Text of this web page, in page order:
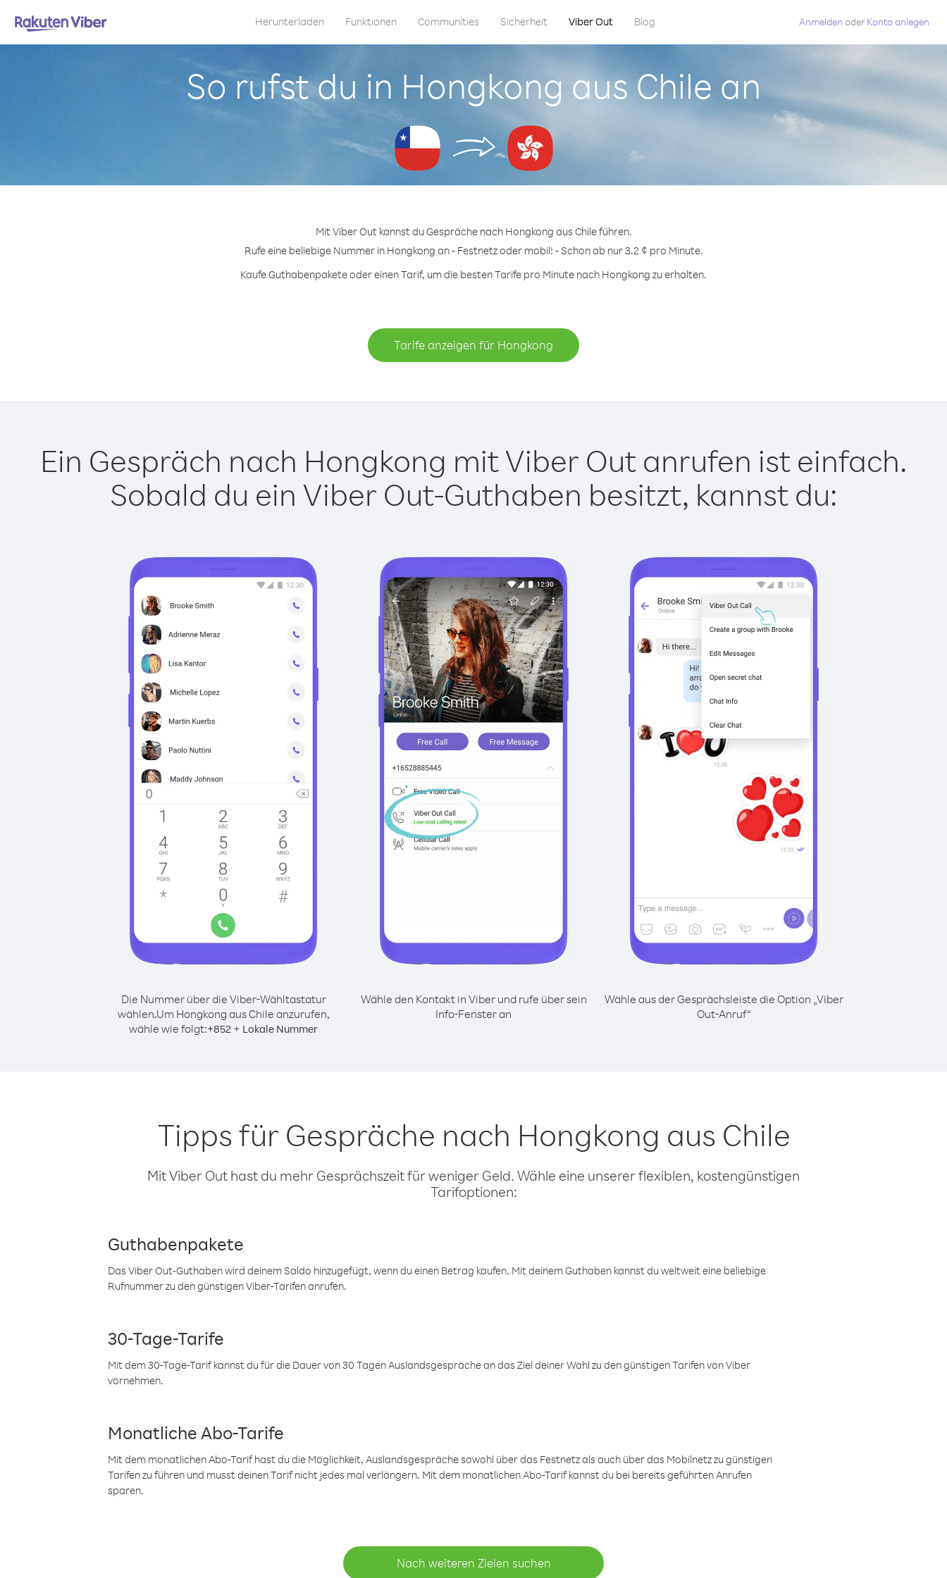
Herunterladen Funktionen Communities Sicherheit Viber Out Blog Anmelden oder Konto anlegen
So rufst du in Hongkong aus Chile an
Mit Viber Out kannst du Gespräche nach Hongkong aus Chile führen.
Rufe eine beliebige Nummer in Hongkong an - Festnetz oder mobil! - Schon ab nur 3.2 ¢ pro Minute.
Kaufe Guthabenpakete oder einen Tarif, um die besten Tarife pro Minute nach Hongkong zu erhalten.
Tarife anzeigen für Hongkong
Ein Gespräch nach Hongkong mit Viber Out anrufen ist einfach.
Sobald du ein Viber Out-Guthaben besitzt, kannst du:
Die Nummer über die Viber-Wähltastatur
wählen.Um Hongkong aus Chile anzurufen,
wähle wie folgt:+852 + Lokale Nummer
Wähle den Kontakt in Viber und rufe über sein
Info-Fenster an
Wähle aus der Gesprächsleiste die Option „Viber
Out-Anruf“
Tipps für Gespräche nach Hongkong aus Chile
Mit Viber Out hast du mehr Gesprächszeit für weniger Geld. Wähle eine unserer flexiblen, kostengünstigen
Tarifoptionen:
Guthabenpakete
Das Viber Out-Guthaben wird deinem Saldo hinzugefügt, wenn du einen Betrag kaufen. Mit deinem Guthaben kannst du weltweit eine beliebige
Rufnummer zu den günstigen Viber-Tarifen anrufen.
30-Tage-Tarife
Mit dem 30-Tage-Tarif kannst du für die Dauer von 30 Tagen Auslandsgespräche an das Ziel deiner Wahl zu den günstigen Tarifen von Viber
vornehmen.
Monatliche Abo-Tarife
Mit dem monatlichen Abo-Tarif hast du die Möglichkeit, Auslandsgespräche sowohl über das Festnetz als auch über das Mobilnetz zu günstigen
Tarifen zu führen und musst deinen Tarif nicht jedes mal verlängern. Mit dem monatlichen Abo-Tarif kannst du bei bereits geführten Anrufen
sparen.
Nach weiteren Zielen suchen